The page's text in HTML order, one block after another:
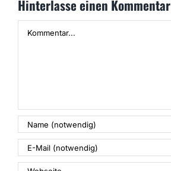
Hinterlasse einen Kommentar